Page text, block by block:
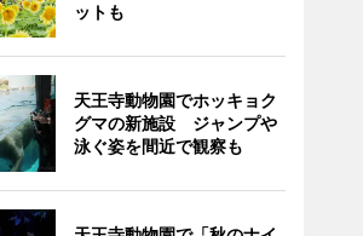
ットも
天王寺動物園でホッキョク
グマの新施設 ジャンプや
泳ぐ姿を間近で観察も